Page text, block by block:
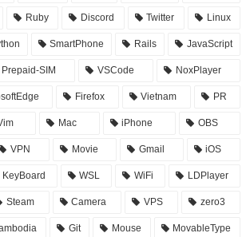
Ruby Discord Twitter Linux
SmartPhone Rails JavaScript
Prepaid-SIM VSCode NoxPlayer
Firefox Vietnam PR
Mac iPhone OBS
VPN Movie Gmail iOS
KeyBoard WSL WiFi LDPlayer
Steam Camera VPS zero3
Git Mouse MovableType